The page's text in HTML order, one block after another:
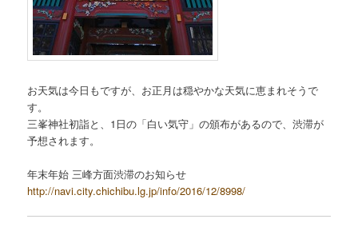
お天気は今日もですが、お正月は穏やかな天気に恵まれそうで
す。
三峯神社初詣と、1日の「白い気守」の頒布があるので、渋滞が
予想されます。
年末年始 三峰方面渋滞のお知らせ
http://navi.city.chichibu.lg.jp/info/2016/12/8998/